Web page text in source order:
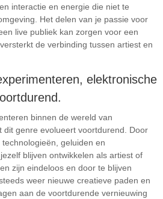
interactie en energie die niet te
Het delen van je passie voor
live publiek kan zorgen voor een
de verbinding tussen artiest en
elektronische
binnen de wereld van
dit genre evolueert voortdurend. Door
geluiden en
blijven ontwikkelen als artiest of
zijn eindeloos en door te blijven
weer nieuwe creatieve paden en
aan de voortdurende vernieuwing